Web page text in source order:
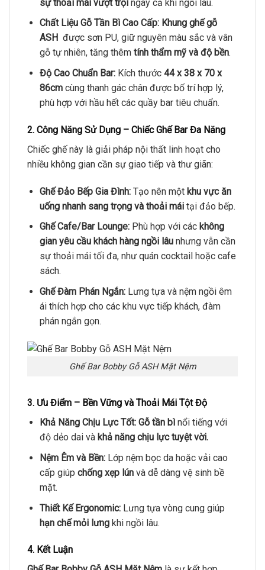
sự thoải mái vượt trộingay cả khi ngồi lâu.
Chất Liệu Gỗ Tần Bì Cao Cấp: Khung ghế gỗ
ASH được sơn PU, giữ nguyên màu sắc và vân
gỗ tự nhiên, tăng thêm tính thẩm mỹ và độ bền.
Độ Cao Chuẩn Bar:Kích thước 44 x 38 x 70 x
86cmcùng thanh gác chân được bố trí hợp lý,
phù hợp với hầu hết các quầy bar tiêu chuẩn.
2. Công Năng Sử Dụng – Chiếc Ghế Bar Đa Năng
Chiếc ghế này là giải pháp nội thất linh hoạt cho
nhiều không gian cần sự giao tiếp và thư giãn:
Ghế Đảo Bếp Gia Đình:Tạo nên một khu vực ăn
uống nhanh sang trọng và thoải máitại đảo bếp.
Ghế Cafe/Bar Lounge:Phù hợp với các không
gian yêu cầu khách hàng ngồi lâunhưng vẫn cần
sự thoải mái tối đa, như quán cocktail hoặc cafe
sách.
Ghế Đàm Phán Ngắn:Lưng tựa và nệm ngồi êm
ái thích hợp cho các khu vực tiếp khách, đàm
phán ngắn gọn.
Ghế Bar Bobby Gỗ ASH Mặt Nệm
3. Ưu Điểm – Bền Vững và Thoải Mái Tột Độ
Khả Năng Chịu Lực Tốt: Gỗ tần bìnổi tiếng với
độ dẻo dai và khả năng chịu lực tuyệt vời.
Nệm Êm và Bền:Lớp nệm bọc da hoặc vải cao
cấp giúp chống xẹp lúnvà dễ dàng vệ sinh bề
mặt.
Thiết Kế Ergonomic:Lưng tựa vòng cung giúp
hạn chế mỏi lưngkhi ngồi lâu.
4. Kết Luận